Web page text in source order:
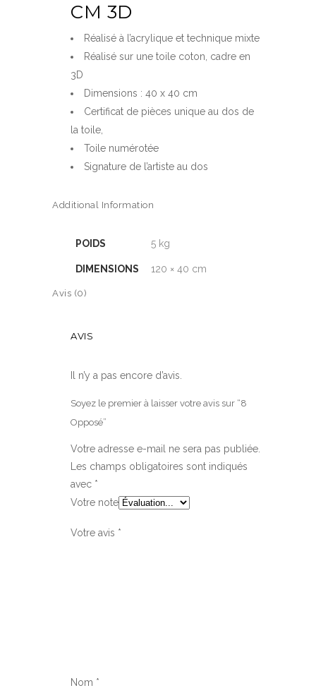
CM 3D
Réalisé à l’acrylique et technique mixte
Réalisé sur une toile coton, cadre en
3D
Dimensions : 40 x 40 cm
Certificat de pièces unique au dos de
la toile,
Toile numérotée
Signature de l’artiste au dos
Additional Information
POIDS 5 kg
DIMENSIONS 120 × 40 cm
Avis (0)
AVIS
Il n’y a pas encore d’avis.
Soyez le premier à laisser votre avis sur “8
Opposé”
Votre adresse e-mail ne sera pas publiée.
Les champs obligatoires sont indiqués
avec *
Votre note
Votre avis *
Nom *